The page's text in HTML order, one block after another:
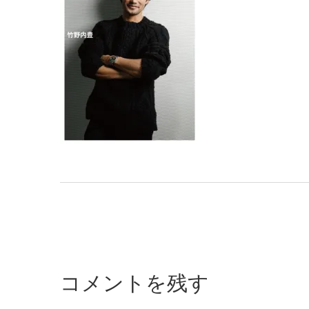
コメントを残す